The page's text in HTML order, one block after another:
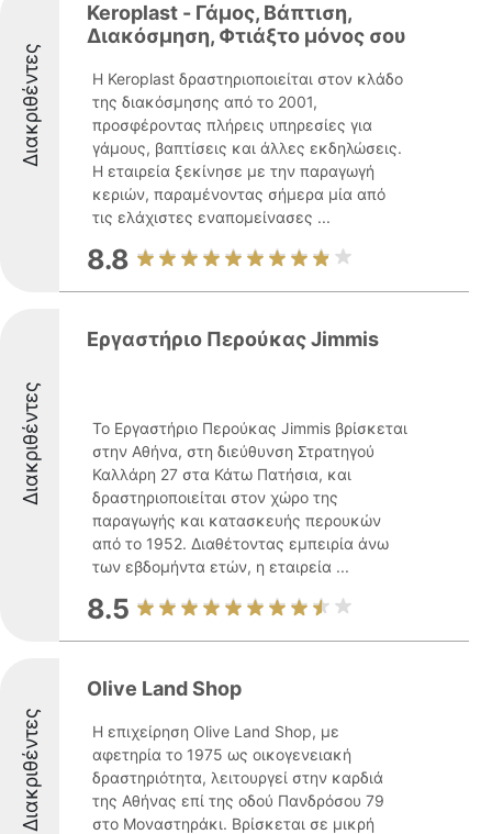
Διακριθέντες
Keroplast - Γάμος, Βάπτιση,
Διακόσμηση, Φτιάξτο μόνος σου
Η Keroplast δραστηριοποιείται στον κλάδο
της διακόσμησης από το 2001,
προσφέροντας πλήρεις υπηρεσίες για
γάμους, βαπτίσεις και άλλες εκδηλώσεις.
Η εταιρεία ξεκίνησε με την παραγωγή
κεριών, παραμένοντας σήμερα μία από
τις ελάχιστες εναπομείνασες ...
8.8
Διακριθέντες
Εργαστήριο Περούκας Jimmis
Το Εργαστήριο Περούκας Jimmis βρίσκεται
στην Αθήνα, στη διεύθυνση Στρατηγού
Καλλάρη 27 στα Κάτω Πατήσια, και
δραστηριοποιείται στον χώρο της
παραγωγής και κατασκευής περουκών
από το 1952. Διαθέτοντας εμπειρία άνω
των εβδομήντα ετών, η εταιρεία ...
8.5
Διακριθέντες
Olive Land Shop
Η επιχείρηση Olive Land Shop, με
αφετηρία το 1975 ως οικογενειακή
δραστηριότητα, λειτουργεί στην καρδιά
της Αθήνας επί της οδού Πανδρόσου 79
στο Μοναστηράκι. Βρίσκεται σε μικρή